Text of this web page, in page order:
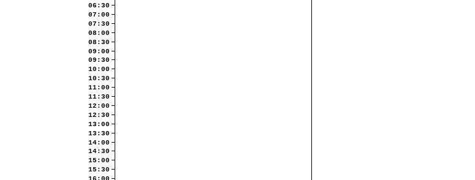
06:30
07:00
07:30
08:00
08:30
09:00
09:30
10:00
10:30
11:00
11:30
12:00
12:30
13:00
13:30
14:00
14:30
15:00
15:30